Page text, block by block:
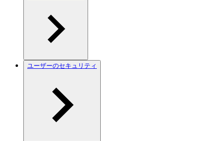
ユーザーのセキュリティ